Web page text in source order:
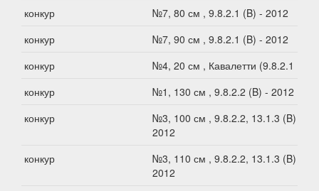
конкур
№7, 80 см , 9.8.2.1 (B) - 2012
конкур
№7, 90 см , 9.8.2.1 (B) - 2012
конкур
№4, 20 см , Кавалетти (9.8.2.1 В)
конкур
№1, 130 см , 9.8.2.2 (B) - 2012
конкур
№3, 100 см , 9.8.2.2, 13.1.3 (B) -
2012
конкур
№3, 110 см , 9.8.2.2, 13.1.3 (B) -
2012